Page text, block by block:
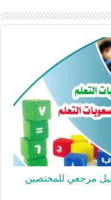
مرجعي للمختصين